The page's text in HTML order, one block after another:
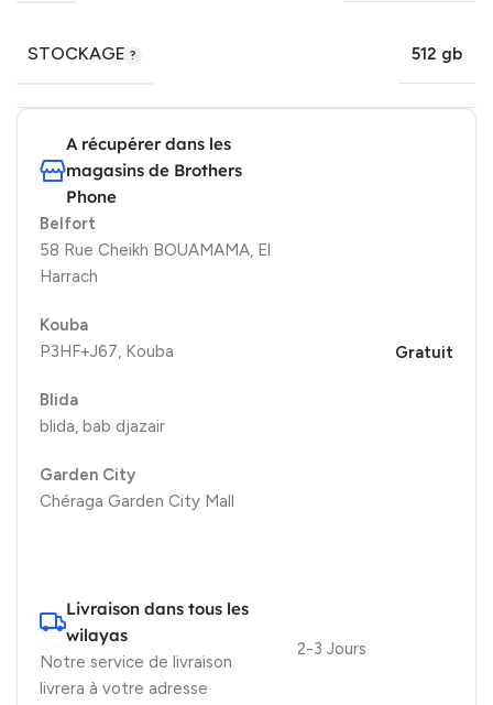
STOCKAGE 512 gb
A récupérer dans les
magasins de Brothers
Phone
Belfort
58 Rue Cheikh BOUAMAMA, El
Harrach
Kouba
P3HF+J67, Kouba
Blida
blida, bab djazair
Garden City
Chéraga Garden City Mall
Gratuit
Livraison dans tous les
wilayas
Notre service de livraison
livrera à votre adresse
2-3 Jours